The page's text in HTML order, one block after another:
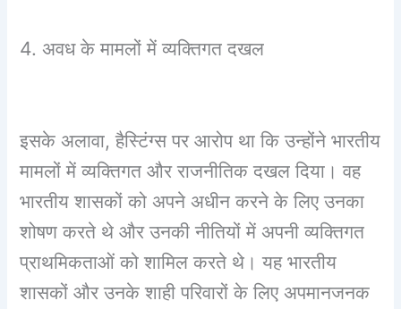
4. अवध के मामलों में व्यक्तिगत दखल
इसके अलावा, हैस्टिंग्स पर आरोप था कि उन्होंने भारतीय
मामलों में व्यक्तिगत और राजनीतिक दखल दिया। वह
भारतीय शासकों को अपने अधीन करने के लिए उनका
शोषण करते थे और उनकी नीतियों में अपनी व्यक्तिगत
प्राथमिकताओं को शामिल करते थे। यह भारतीय
शासकों और उनके शाही परिवारों के लिए अपमानजनक